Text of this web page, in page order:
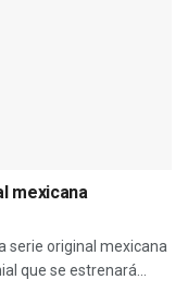
mexicana
serie original mexicana
que se estrenará...